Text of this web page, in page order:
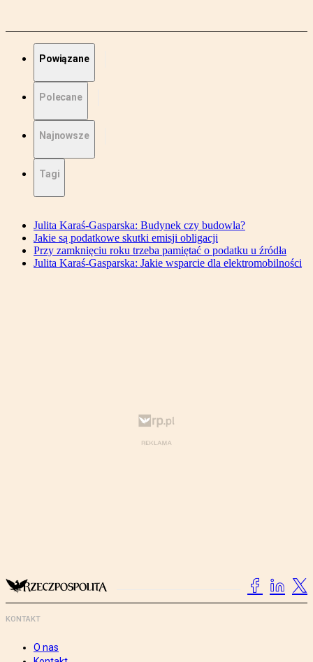
Powiązane
Polecane
Najnowsze
Tagi
Julita Karaś-Gasparska: Budynek czy budowla?
Jakie są podatkowe skutki emisji obligacji
Przy zamknięciu roku trzeba pamiętać o podatku u źródła
Julita Karaś-Gasparska: Jakie wsparcie dla elektromobilności
KONTAKT
O nas